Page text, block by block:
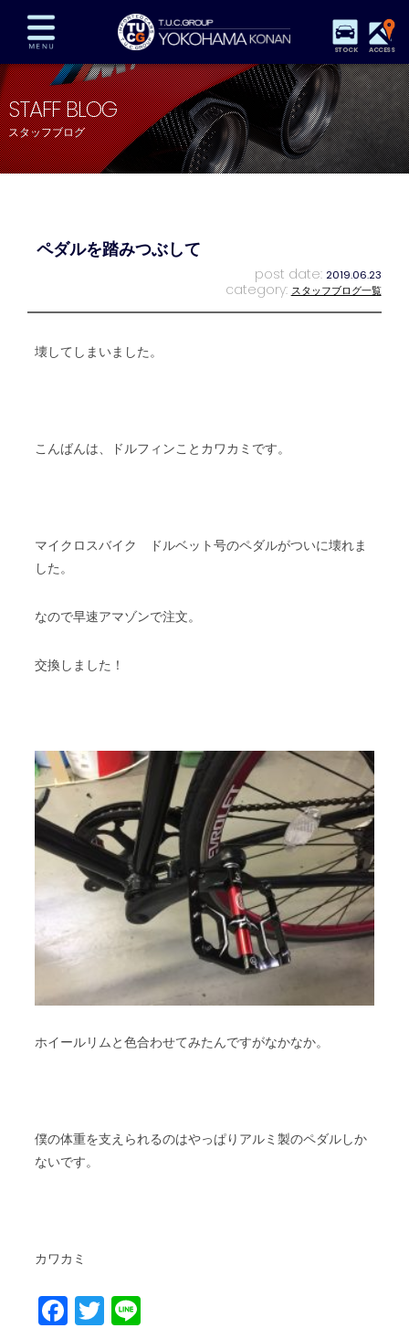
STOCK ACCESS
在庫車両情報 保証&サービス パーツリスト
TUCとは？ 店舗情報 アクセスマップ
全国納車 特別作業 注文販売
STAFF BLOG
スタッフブログ
ペダルを踏みつぶして
post date: 2019.06.23
category: スタッフブログ一覧
壊してしまいました。
こんばんは、ドルフィンことカワカミです。
マイクロスバイク ドルベット号のペダルがついに壊れま
した。
なので早速アマゾンで注文。
交換しました！
ホイールリムと色合わせてみたんですがなかなか。
僕の体重を支えられるのはやっぱりアルミ製のペダルしか
ないです。
カワカミ
Facebook
Twitter